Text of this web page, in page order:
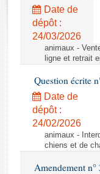
Rapports législatifs
Rapports sur
Baromètre de
Dossiers législatifs
Budget et sécurité
Questions écrites
Comptes rendus
Date de
dépôt :
24/03/2026
animaux -
ligne et retrait
Question écrite
Date de
dépôt :
24/02/2026
animaux -
chiens et de
Amendement